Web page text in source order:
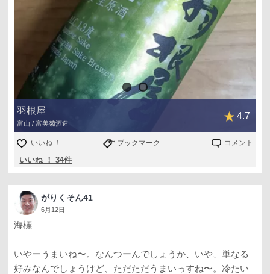
羽根屋
富山 / 富美菊酒造
4.7
いいね ！ ブックマーク コメント
いいね ！ 34件
がりくそん41
6月12日
海標
いやーうまいね〜。なんつーんでしょうか、いや、単なる
好みなんでしょうけど、ただただうまいっすね〜。冷たい